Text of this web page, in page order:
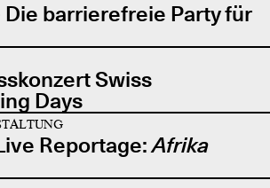
Die barrierefreie Party für
Swiss
Days
Reportage:Afrika